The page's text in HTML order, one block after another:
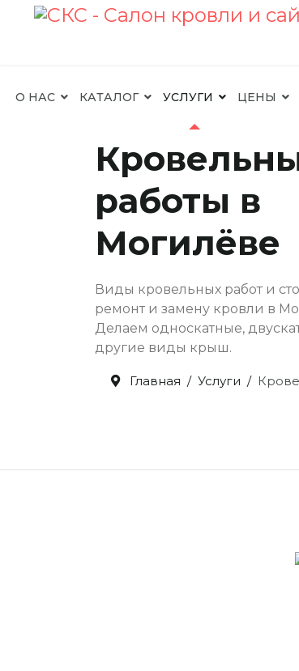
О НАС КАТАЛОГ УСЛУГИ ЦЕНЫ
работы в
Могилёве
Виды кровельных работ и
ремонт и замену кровли в
Делаем односкатные,
другие виды крыш.
Главная Услуги